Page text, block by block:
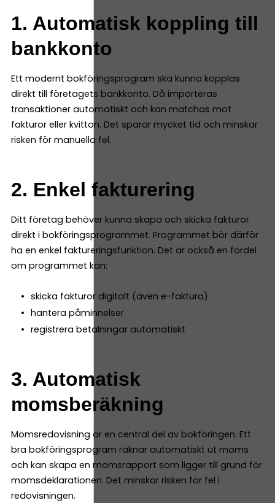
1. Automatisk koppling till
bankkonto
Ett modernt bokföringsprogram ska kunna kopplas
direkt till företagets bankkonto. Då importeras
transaktioner automatiskt och kan matchas mot
fakturor eller kvitton. Det sparar mycket tid och minskar
risken för manuella fel.
2. Enkel fakturering
Ditt företag behöver kunna skapa och skicka fakturor
direkt i bokföringsprogrammet. Programmet bör därför
ha en enkel faktureringsfunktion. Det är också en fördel
om programmet kan:
skicka fakturor digitalt (även e-faktura)
hantera påminnelser
registrera betalningar automatiskt
3. Automatisk
momsberäkning
Momsredovisning är en central del av bokföringen. Ett
bra bokföringsprogram räknar automatiskt ut moms
och kan skapa en momsrapport som ligger till grund för
momsdeklarationen. Det minskar risken för fel i
redovisningen.